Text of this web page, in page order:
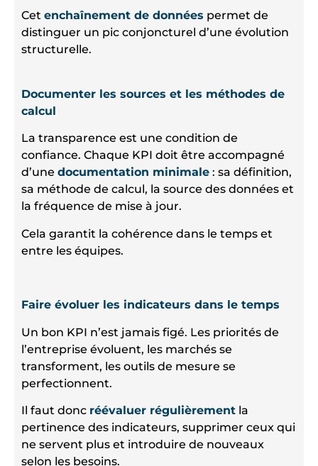
Cet enchaînement de données permet de
distinguer un pic conjoncturel d’une évolution
structurelle.
Documenter les sources et les méthodes de
calcul
La transparence est une condition de
confiance. Chaque KPI doit être accompagné
d’une documentation minimale : sa définition,
sa méthode de calcul, la source des données et
la fréquence de mise à jour.
Cela garantit la cohérence dans le temps et
entre les équipes.
Faire évoluer les indicateurs dans le temps
Un bon KPI n’est jamais figé. Les priorités de
l’entreprise évoluent, les marchés se
transforment, les outils de mesure se
perfectionnent.
Il faut donc réévaluer régulièrement la
pertinence des indicateurs, supprimer ceux qui
ne servent plus et introduire de nouveaux
selon les besoins.